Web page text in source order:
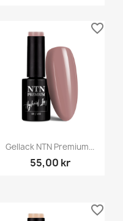
Gellack NTN Premium...
55,00 kr
favorite_border
favorite_border